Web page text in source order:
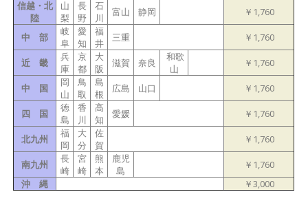
信越・北
陸
山
梨
長
野
石
川
富山 静岡 ￥1,760
中 部
岐
阜
愛
知
福
井
三重 ￥1,760
近 畿
兵
庫
京
都
大
阪
滋賀 奈良
和歌
山
￥1,760
中 国
岡
山
鳥
取
島
根
広島 山口 ￥1,760
四 国
徳
島
香
川
高
知
愛媛 ￥1,760
北九州
福
岡
大
分
佐
賀
￥1,760
南九州
長
崎
宮
崎
熊
本
鹿児
島
￥1,760
沖 縄
￥3,000